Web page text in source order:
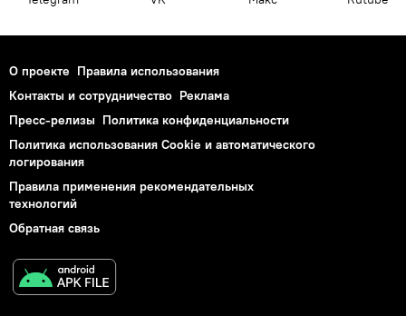
О проекте Правила использования
Контакты и сотрудничество Реклама
Пресс-релизы Политика конфиденциальности
Политика использования Cookie и автоматического
логирования
Правила применения рекомендательных
технологий
Обратная связь